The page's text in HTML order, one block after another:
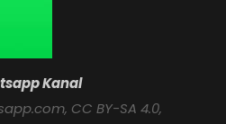
Kanal
, CC BY-SA 4.0,